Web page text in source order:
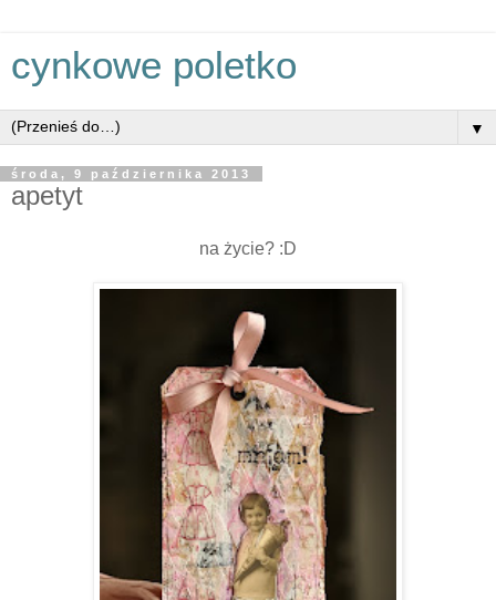
cynkowe poletko
▼
środa, 9 października 2013
apetyt
na życie? :D